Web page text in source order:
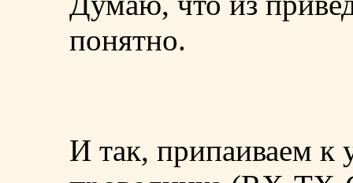
понятно.
И так, припаиваем к